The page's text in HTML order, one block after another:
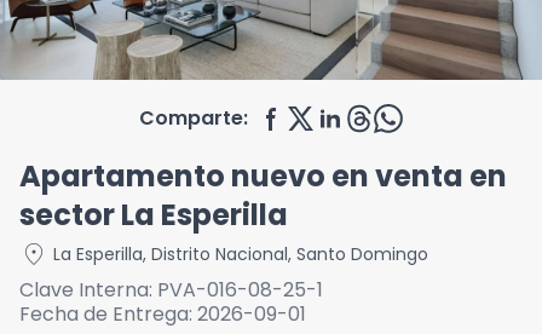
Comparte:
Apartamento nuevo en venta en
sector La Esperilla
location_on La Esperilla, Distrito Nacional, Santo Domingo
Clave Interna: PVA-016-08-25-1
Fecha de Entrega: 2026-09-01